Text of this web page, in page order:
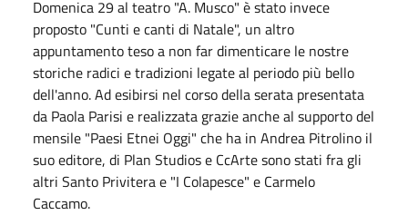
Domenica 29 al teatro "A. Musco" è stato invece
proposto "Cunti e canti di Natale", un altro
appuntamento teso a non far dimenticare le nostre
storiche radici e tradizioni legate al periodo più bello
dell'anno. Ad esibirsi nel corso della serata presentata
da Paola Parisi e realizzata grazie anche al supporto del
mensile "Paesi Etnei Oggi" che ha in Andrea Pitrolino il
suo editore, di Plan Studios e CcArte sono stati fra gli
altri Santo Privitera e "I Colapesce" e Carmelo
Caccamo.